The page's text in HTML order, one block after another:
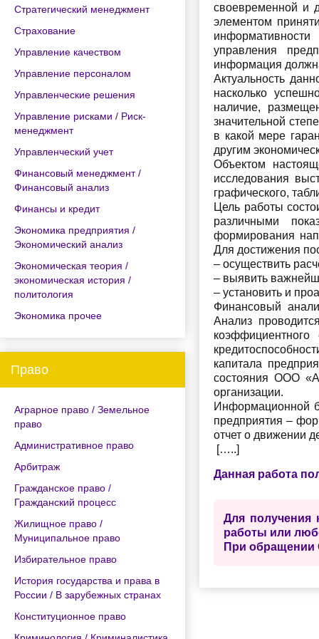
Стратегический менеджмент
Страхование
Управление качеством
Управление персоналом
Управленческие решения
Управление рисками / Риск-
менеджмент
Управленческий учет
Финансовый менеджмент /
Финансовый анализ
Финансы и кредит
Экономика предприятия /
Экономический анализ
Экономическая теория /
экономическая история /
политология
Экономика прочее
Право
Аграрное право / Земельное
право
Административное право
Арбитраж
Гражданское право /
Гражданский процесс
Жилищное право /
Муниципальное право
Избирательное право
История государства и права в
России / В зарубежных странах
Конституционное право
своевременной и
элементом
управления
информация
Актуальность
насколько
наличие,
значительной
в какой мере
другим
Объектом
исследования
графического,
Цель работы
различными
формирования
Для достижения
– осуществить
– выявить
– установить и
Финансовый
Анализ
коэффициентного
капитала
состояния ООО
организации.
Информационной
предприятия –
отчет о движении
[…..]
Данная работа
Для получения
работы или
При обращении